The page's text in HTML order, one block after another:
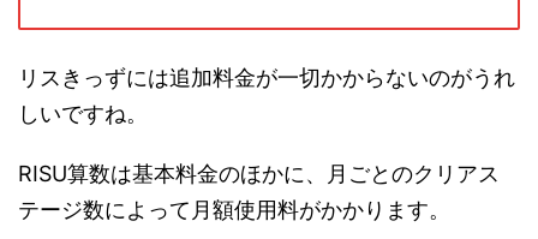
リスきっずには追加料金が一切かからないのがうれ
しいですね。
RISU算数は基本料金のほかに、月ごとのクリアス
テージ数によって月額使用料がかかります。